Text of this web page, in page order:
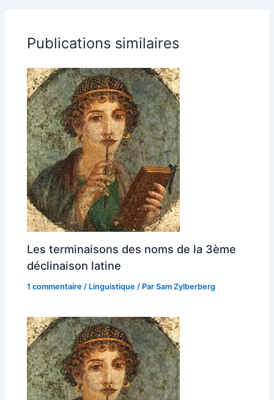
Publications similaires
Les terminaisons des noms de la 3ème
déclinaison latine
1 commentaire / Linguistique / ParSam Zylberberg